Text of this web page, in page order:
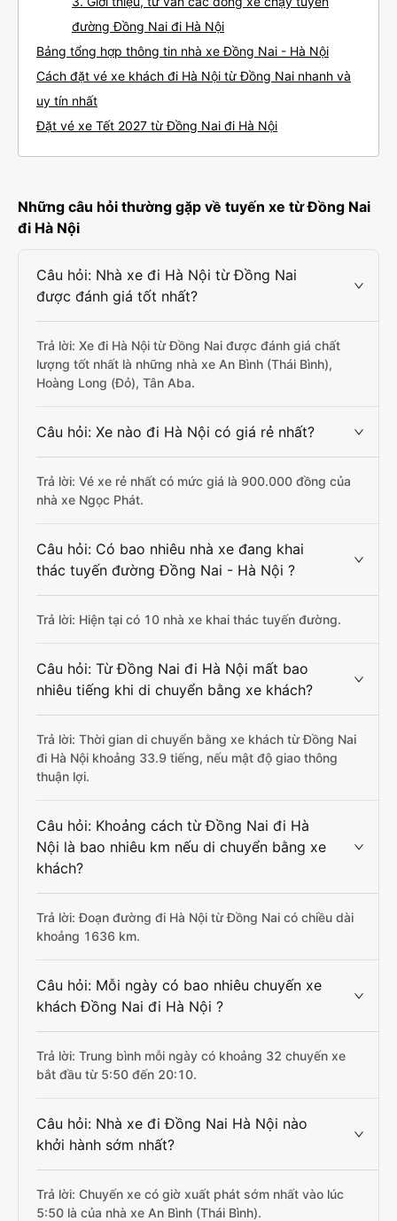
đường Đồng Nai đi Hà Nội
Bảng tổng hợp thông tin nhà xe Đồng Nai - Hà Nội
Cách đặt vé xe khách đi Hà Nội từ Đồng Nai nhanh và
uy tín nhất
Đặt vé xe Tết 2027 từ Đồng Nai đi Hà Nội
Những câu hỏi thường gặp về tuyến xe từ Đồng Nai
đi Hà Nội
Câu hỏi: Nhà xe đi Hà Nội từ Đồng Nai
được đánh giá tốt nhất?
Trả lời: Xe đi Hà Nội từ Đồng Nai được đánh giá chất
lượng tốt nhất là những nhà xe An Bình (Thái Bình),
Hoàng Long (Đỏ), Tân Aba.
Câu hỏi: Xe nào đi Hà Nội có giá rẻ nhất?
Trả lời: Vé xe rẻ nhất có mức giá là 900.000 đồng của
nhà xe Ngọc Phát.
Câu hỏi: Có bao nhiêu nhà xe đang khai
thác tuyến đường Đồng Nai - Hà Nội ?
Trả lời: Hiện tại có 10 nhà xe khai thác tuyến đường.
Câu hỏi: Từ Đồng Nai đi Hà Nội mất bao
nhiêu tiếng khi di chuyển bằng xe khách?
Trả lời: Thời gian di chuyển bằng xe khách từ Đồng Nai
đi Hà Nội khoảng 33.9 tiếng, nếu mật độ giao thông
thuận lợi.
Câu hỏi: Khoảng cách từ Đồng Nai đi Hà
Nội là bao nhiêu km nếu di chuyển bằng xe
khách?
Trả lời: Đoạn đường đi Hà Nội từ Đồng Nai có chiều dài
khoảng 1636 km.
Câu hỏi: Mỗi ngày có bao nhiêu chuyến xe
khách Đồng Nai đi Hà Nội ?
Trả lời: Trung bình mỗi ngày có khoảng 32 chuyến xe
bắt đầu từ 5:50 đến 20:10.
Câu hỏi: Nhà xe đi Đồng Nai Hà Nội nào
khởi hành sớm nhất?
Trả lời: Chuyến xe có giờ xuất phát sớm nhất vào lúc
5:50 là của nhà xe An Bình (Thái Bình).